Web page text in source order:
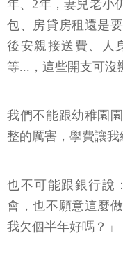
年、2年，妻兒老小
包、房貸房租還是
後安親接送費、人
等...，這些開支可沒
我們不能跟幼稚園
整的厲害，學費讓我
也不可能跟銀行說
會，也不願意這麼
我欠個半年好嗎？」